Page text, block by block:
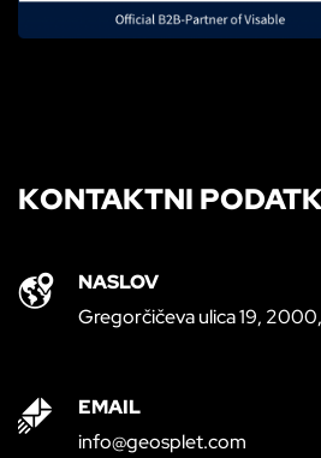
KONTAKTNI
NASLOV
Gregorčičeva ulica 19,
EMAIL
info@geosplet.com